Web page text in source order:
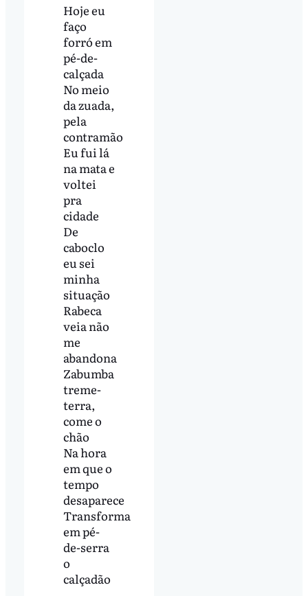
Hoje eu
faço
forró em
pé-de-
calçada
No meio
da zuada,
pela
contramão
Eu fui lá
na mata e
voltei
pra
cidade
De
caboclo
eu sei
minha
situação
Rabeca
veia não
me
abandona
Zabumba
treme-
terra,
come o
chão
Na hora
em que o
tempo
desaparece
Transforma
em pé-
de-serra
o
calçadão